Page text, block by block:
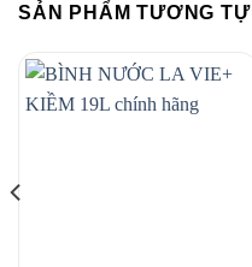
SẢN PHẨM TƯƠNG TỰ